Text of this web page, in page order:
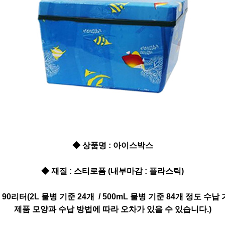
◆ 상품명 : 아이스박스
◆ 재질 : 스티로폼 (내부마감 : 플라스틱)
리터(2L 물병 기준 24개 / 500mL 물병 기준 84개 정도 수납
제품 모양과 수납 방법에 따라 오차가 있을 수 있습니다.)